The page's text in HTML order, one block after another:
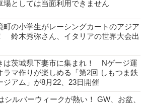
場としては当面利用できません
町の小学生がレーシングカートのアジア
鈴木秀弥さん、イタリアの世界大会出
は茨城県下妻市に集まれ！ Nゲージ運
ラマ作りが楽しめる「第2回 しもつま鉄
ジアム」が8月22、23日開催
シルバーウィークが熱い！ GW、お盆、